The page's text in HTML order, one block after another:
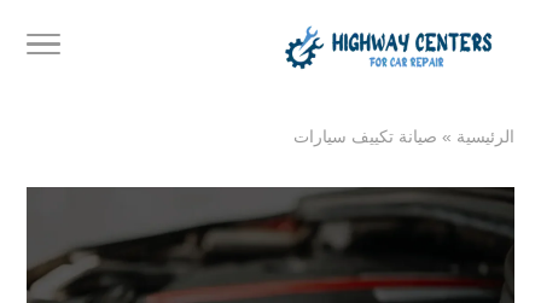
الرئيسية » صيانة تكييف سيارات